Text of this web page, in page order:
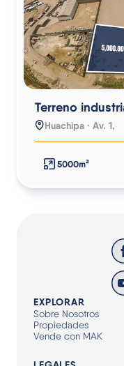
Terreno
Huachipa · Av. 1,
5000m²
EXPLORAR
Sobre Nosotros
Propiedades
Vende con MAK